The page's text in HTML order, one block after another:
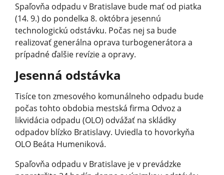
Spaľovňa odpadu v Bratislave bude mať od piatka
(14. 9.) do pondelka 8. októbra jesennú
technologickú odstávku. Počas nej sa bude
realizovať generálna oprava turbogenerátora a
prípadné ďalšie revízie a opravy.
Jesenná odstávka
Tisíce ton zmesového komunálneho odpadu bude
počas tohto obdobia mestská firma Odvoz a
likvidácia odpadu (OLO) odvážať na skládky
odpadov blízko Bratislavy. Uviedla to hovorkyňa
OLO Beáta Humeniková.
Spaľovňa odpadu v Bratislave je v prevádzke